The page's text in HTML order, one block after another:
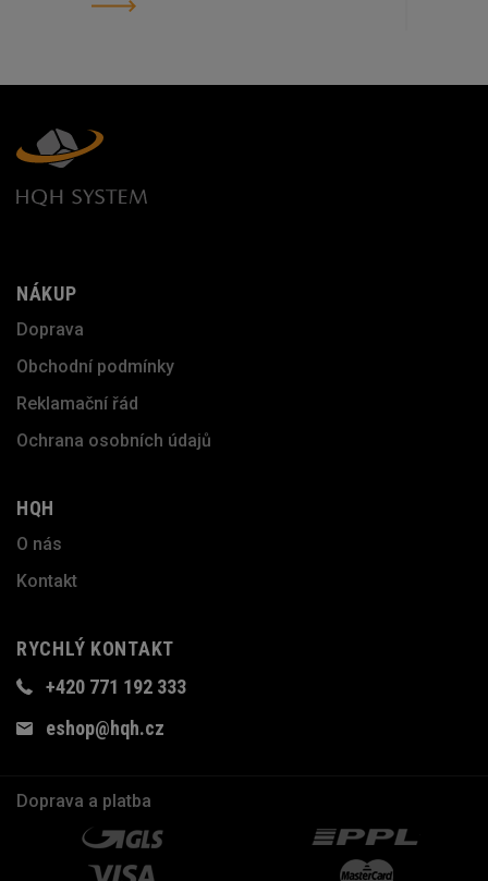
NÁKUP
Doprava
Obchodní podmínky
Reklamační řád
Ochrana osobních údajů
HQH
O nás
Kontakt
RYCHLÝ KONTAKT
+420 771 192 333
eshop@hqh.cz
Doprava a platba